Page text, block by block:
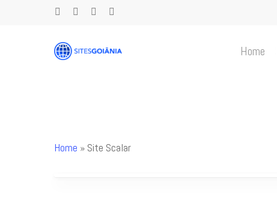
facebookinstagramwhatsappphone
Home
Home » Site Scalar